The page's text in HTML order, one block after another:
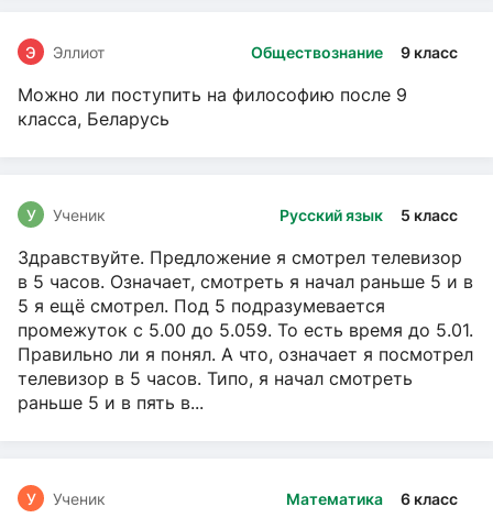
Обществознание 9 класс
Э Эллиот
Можно ли поступить на философию после 9
класса, Беларусь
Русский язык 5 класс
У Ученик
Здравствуйте. Предложение я смотрел телевизор
в 5 часов. Означает, смотреть я начал раньше 5 и в
5 я ещё смотрел. Под 5 подразумевается
промежуток с 5.00 до 5.059. То есть время до 5.01.
Правильно ли я понял. А что, означает я посмотрел
телевизор в 5 часов. Типо, я начал смотреть
раньше 5 и в пять в...
Математика 6 класс
У Ученик